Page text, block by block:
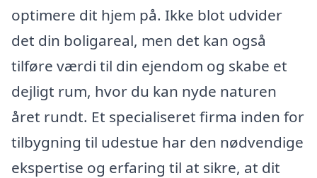
optimere dit hjem på. Ikke blot udvider
det din boligareal, men det kan også
tilføre værdi til din ejendom og skabe et
dejligt rum, hvor du kan nyde naturen
året rundt. Et specialiseret firma inden for
tilbygning til udestue har den nødvendige
ekspertise og erfaring til at sikre, at dit